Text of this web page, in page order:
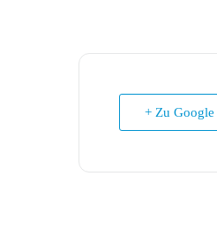
+ Zu